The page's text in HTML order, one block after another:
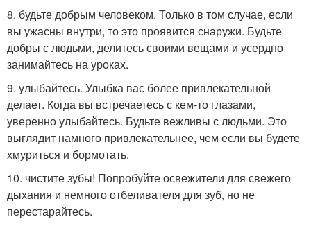
8. будьте добрым человеком. Только в том случае, если
вы ужасны внутри, то это проявится снаружи. Будьте
добры с людьми, делитесь своими вещами и усердно
занимайтесь на уроках.
9. улыбайтесь. Улыбка вас более привлекательной
делает. Когда вы встречаетесь с кем-то глазами,
уверенно улыбайтесь. Будьте вежливы с людьми. Это
выглядит намного привлекательнее, чем если вы будете
хмуриться и бормотать.
10. чистите зубы! Попробуйте освежители для свежего
дыхания и немного отбеливателя для зуб, но не
перестарайтесь.